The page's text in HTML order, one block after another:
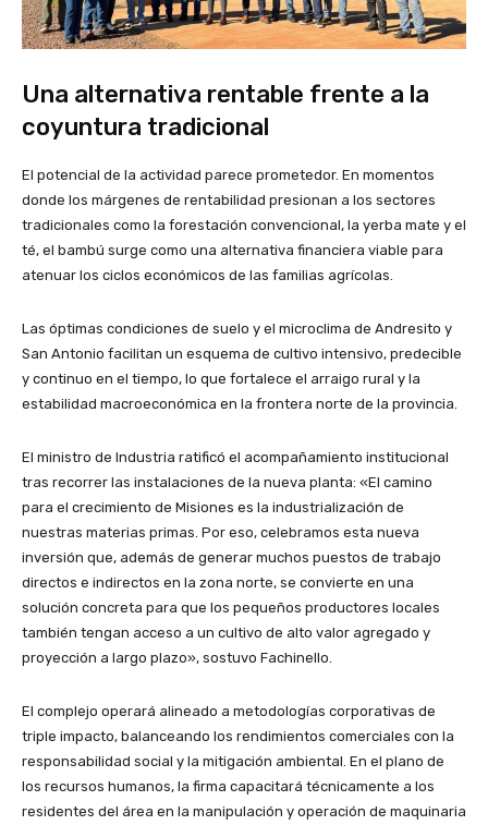
Una alternativa rentable frente a la
coyuntura tradicional
El potencial de la actividad parece prometedor. En momentos
donde los márgenes de rentabilidad presionan a los sectores
tradicionales como la forestación convencional, la yerba mate y el
té, el bambú surge como una alternativa financiera viable para
atenuar los ciclos económicos de las familias agrícolas.
Las óptimas condiciones de suelo y el microclima de Andresito y
San Antonio facilitan un esquema de cultivo intensivo, predecible
y continuo en el tiempo, lo que fortalece el arraigo rural y la
estabilidad macroeconómica en la frontera norte de la provincia.
El ministro de Industria ratificó el acompañamiento institucional
tras recorrer las instalaciones de la nueva planta: «El camino
para el crecimiento de Misiones es la industrialización de
nuestras materias primas. Por eso, celebramos esta nueva
inversión que, además de generar muchos puestos de trabajo
directos e indirectos en la zona norte, se convierte en una
solución concreta para que los pequeños productores locales
también tengan acceso a un cultivo de alto valor agregado y
proyección a largo plazo», sostuvo Fachinello.
El complejo operará alineado a metodologías corporativas de
triple impacto, balanceando los rendimientos comerciales con la
responsabilidad social y la mitigación ambiental. En el plano de
los recursos humanos, la firma capacitará técnicamente a los
residentes del área en la manipulación y operación de maquinaria